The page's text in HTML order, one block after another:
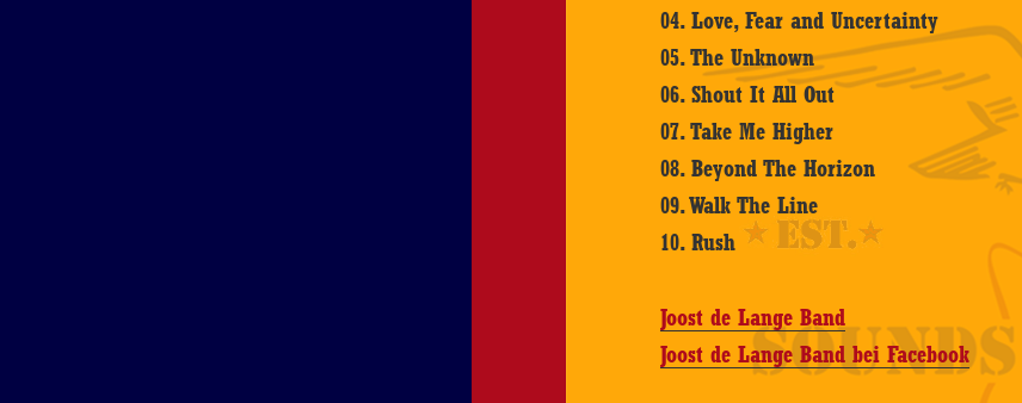
04. Love, Fear and Uncertainty
05. The Unknown
06. Shout It All Out
07. Take Me Higher
08. Beyond The Horizon
09. Walk The Line
10. Rush
Joost de Lange Band
Joost de Lange Band bei Facebook